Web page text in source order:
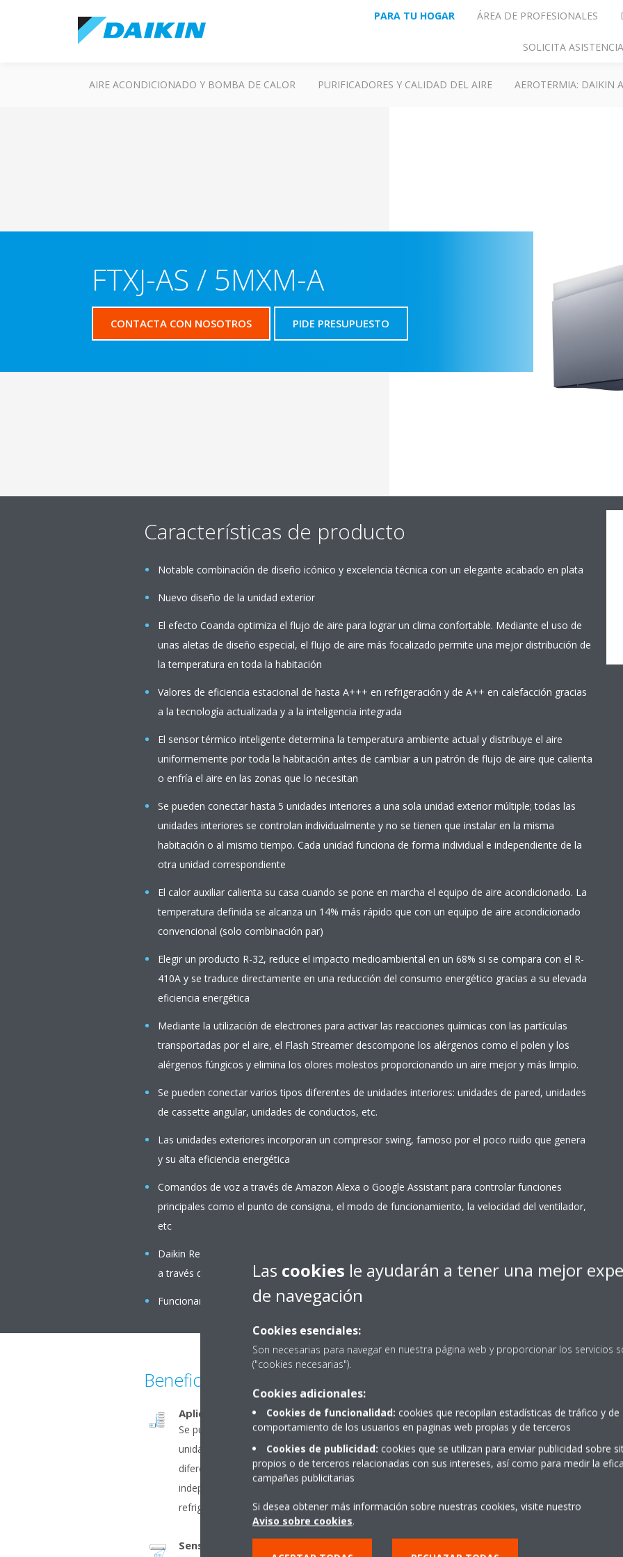
PARA TU HOGAR ÁREA DE PROFESIONALES
SOLICITA
AIRE ACONDICIONADO Y BOMBA DE CALOR PURIFICADORES Y CALIDAD DEL AIRE AEROTERMIA: DAIKIN
FTXJ-AS / 5MXM-A
CONTACTA CON NOSOTROS PIDE PRESUPUESTO
Características de producto
Notable combinación de diseño icónico y excelencia técnica con un elegante acabado en plata
Nuevo diseño de la unidad exterior
El efecto Coanda optimiza el flujo de aire para lograr un clima confortable. Mediante el uso de
unas aletas de diseño especial, el flujo de aire más focalizado permite una mejor distribución de
la temperatura en toda la habitación
Valores de eficiencia estacional de hasta A+++ en refrigeración y de A++ en calefacción gracias
a la tecnología actualizada y a la inteligencia integrada
El sensor térmico inteligente determina la temperatura ambiente actual y distribuye el aire
uniformemente por toda la habitación antes de cambiar a un patrón de flujo de aire que calienta
o enfría el aire en las zonas que lo necesitan
Se pueden conectar hasta 5 unidades interiores a una sola unidad exterior múltiple; todas las
unidades interiores se controlan individualmente y no se tienen que instalar en la misma
habitación o al mismo tiempo. Cada unidad funciona de forma individual e independiente de la
otra unidad correspondiente
El calor auxiliar calienta su casa cuando se pone en marcha el equipo de aire acondicionado. La
temperatura definida se alcanza un 14% más rápido que con un equipo de aire acondicionado
convencional (solo combinación par)
Elegir un producto R-32, reduce el impacto medioambiental en un 68% si se compara con el R-
410A y se traduce directamente en una reducción del consumo energético gracias a su elevada
eficiencia energética
Mediante la utilización de electrones para activar las reacciones químicas con las partículas
transportadas por el aire, el Flash Streamer descompone los alérgenos como el polen y los
alérgenos fúngicos y elimina los olores molestos proporcionando un aire mejor y más limpio.
Se pueden conectar varios tipos diferentes de unidades interiores: unidades de pared, unidades
de cassette angular, unidades de conductos, etc.
Las unidades exteriores incorporan un compresor swing, famoso por el poco ruido que genera
y su alta eficiencia energética
Comandos de voz a través de Amazon Alexa o Google Assistant para controlar funciones
principales como el punto de consigna, el modo de funcionamiento, la velocidad del ventilador,
etc
Daikin Residential Controller: controle la unidad interior desde cualquier lugar con una aplicación,
a través de la red local o Internet.
Funcionamiento muy silencioso. El nivel de presión sonora baja hasta 19dBA !
Beneficios
Aplicaciones de modelos Multi
Se pueden conectar 2, 3, 4 ó 5 unidades interiores a una sola
unidad exterior, incluso cuando éstas tengan capacidades
diferentes. Todas las unidades interiores se pueden controlar
independientemente dentro del mismo modo de calefacción o
refrigeración.
Efecto Coanda:
El efecto Coanda
refrigeración. Mediante
especial, el flujo de aire
distribución de la
Sensor térmico inteligente
Las cookies le ayudarán a tener una mejor
de navegación
Cookies esenciales:
Son necesarias para navegar en nuestra página web y proporcionar los servicios
("cookies necesarias").
Cookies adicionales:
Cookies de funcionalidad: cookies que recopilan estadísticas de tráfico y de
comportamiento de los usuarios en paginas web propias y de terceros
Cookies de publicidad: cookies que se utilizan para enviar publicidad sobre
propios o de terceros relacionadas con sus intereses, así como para medir la
campañas publicitarias
Si desea obtener más información sobre nuestras cookies, visite nuestro
Aviso sobre cookies.